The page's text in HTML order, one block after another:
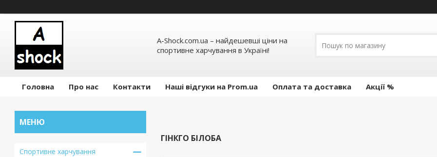
A-Shock.com.ua – найдешевші ціни на
спортивне харчування в Україні!
Головна Про нас Контакти Наші відгуки на Prom.ua Оплата та доставка Акції %
ГІНКГО БІЛОБА
Спортивне харчування